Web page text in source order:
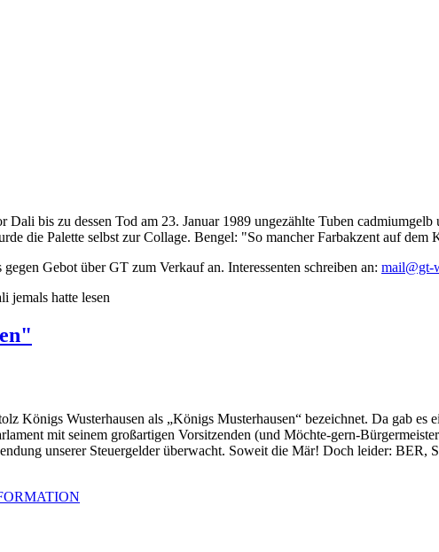
Dali bis zu dessen Tod am 23. Januar 1989 ungezählte Tuben
die Palette selbst zur Collage. Bengel: "So mancher Farbakzent auf
Gebot über GT zum Verkauf an. Interessenten schreiben an: mail@gt-
jemals hatte lesen
Königs Wusterhausen als „Königs Musterhausen“ bezeichnet. Da gab es
mit seinem großartigen Vorsitzenden (und Möchte-gern-
unserer Steuergelder überwacht. Soweit die Mär! Doch leider: BER,